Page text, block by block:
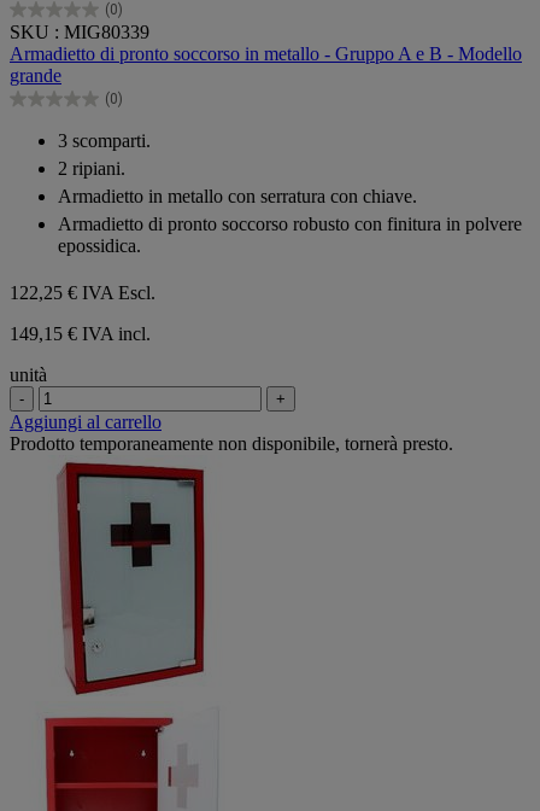
(0)
0.0
su
5
stelle.
SKU : MIG80339
Armadietto di pronto soccorso in metallo - Gruppo A e B - Modello
grande
(0)
0.0
stelle.
3 scomparti.
2 ripiani.
Armadietto in metallo con serratura con chiave.
Armadietto di pronto soccorso robusto con finitura in polvere
epossidica.
122,25 € IVA Escl.
149,15 € IVA incl.
unità
- +
Aggiungi al carrello
Prodotto temporaneamente non disponibile, tornerà presto.